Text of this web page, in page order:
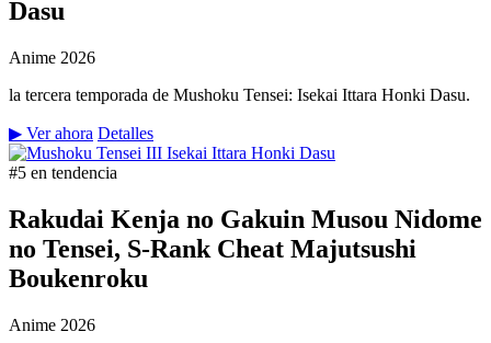
Dasu
Anime 2026
la tercera temporada de Mushoku Tensei: Isekai Ittara Honki Dasu.
▶ Ver ahora Detalles
#5 en tendencia
Rakudai Kenja no Gakuin Musou Nidome
no Tensei, S-Rank Cheat Majutsushi
Boukenroku
Anime 2026